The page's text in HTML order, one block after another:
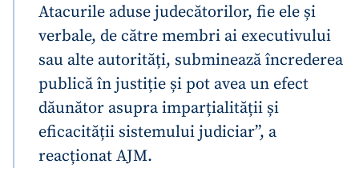
Atacurile aduse judecătorilor, fie ele și
verbale, de către membri ai executivului
sau alte autorități, subminează încrederea
publică în justiție și pot avea un efect
dăunător asupra imparțialității și
eficacității sistemului judiciar”, a
reacționat AJM.